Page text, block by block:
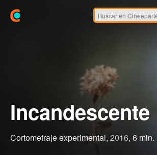
Incandescente
Cortometraje experimental, 2016, 6 min.